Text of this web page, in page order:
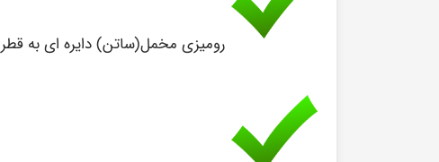
رومیزی مخمل(ساتن) دایره ای به قطر ۱ متر